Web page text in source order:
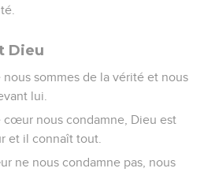
Dieu
nous sommes de la vérité et nous
lui.
cœur nous condamne, Dieu est
et il connaît tout.
ne nous condamne pas, nous